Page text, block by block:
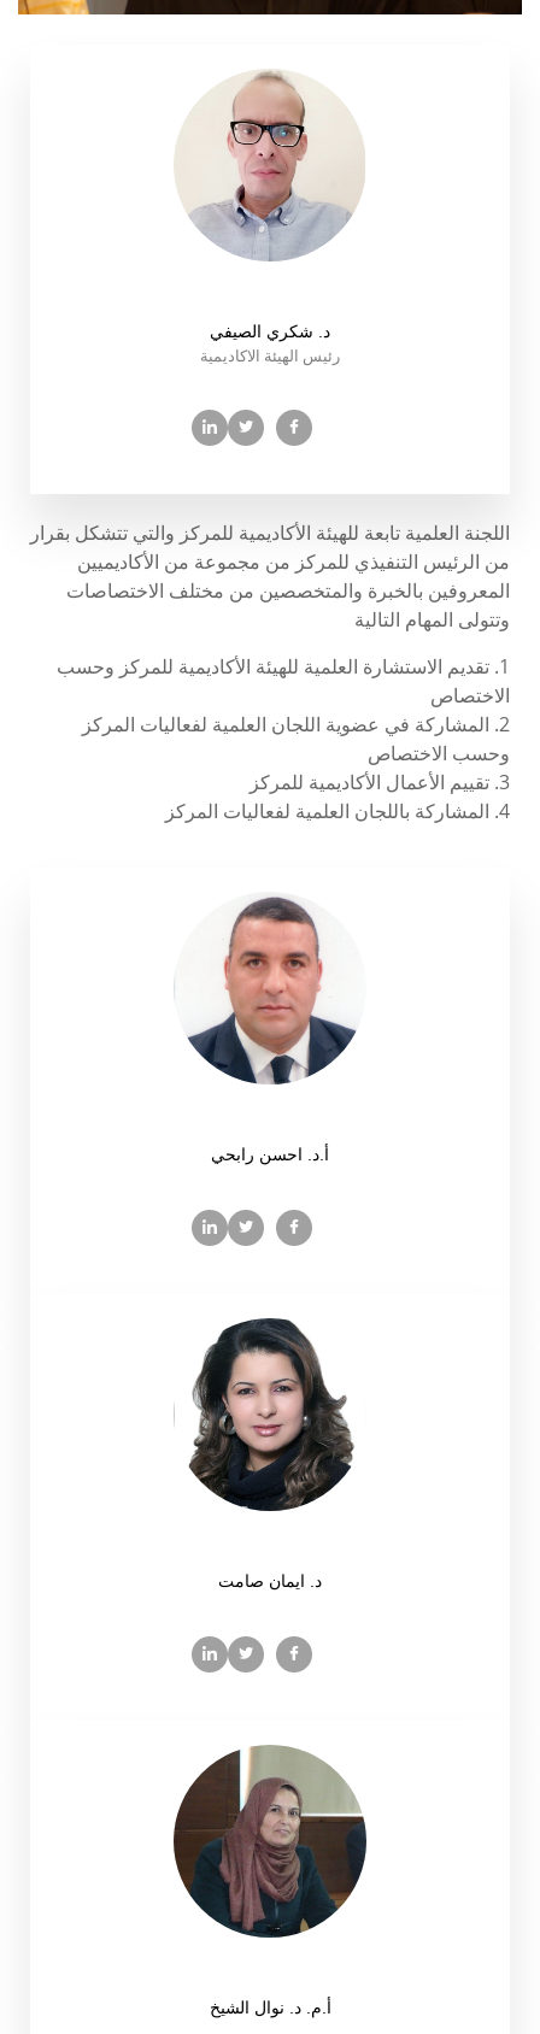
د. شكري الصيفي
رئيس الهيئة الاكاديمية
اللجنة العلمية تابعة للهيئة الأكاديمية للمركز والتي تتشكل بقرار
من الرئيس التنفيذي للمركز من مجموعة من الأكاديميين
المعروفين بالخبرة والمتخصصين من مختلف الاختصاصات
وتتولى المهام التالية
1. تقديم الاستشارة العلمية للهيئة الأكاديمية للمركز وحسب
الاختصاص
2. المشاركة في عضوية اللجان العلمية لفعاليات المركز
وحسب الاختصاص
3. تقييم الأعمال الأكاديمية للمركز
4. المشاركة باللجان العلمية لفعاليات المركز
أ.د. احسن رابحي
د. ايمان صامت
أ.م. د. نوال الشيخ